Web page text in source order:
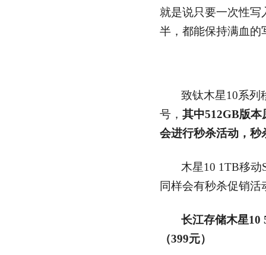
就是说只要一次性
半，都能保持满血的
致钛木星10系列
号，其中512GB版本
会进行秒杀活动，秒
木星10 1TB移动
同样会有秒杀促销
长江存储木星10
（399元）